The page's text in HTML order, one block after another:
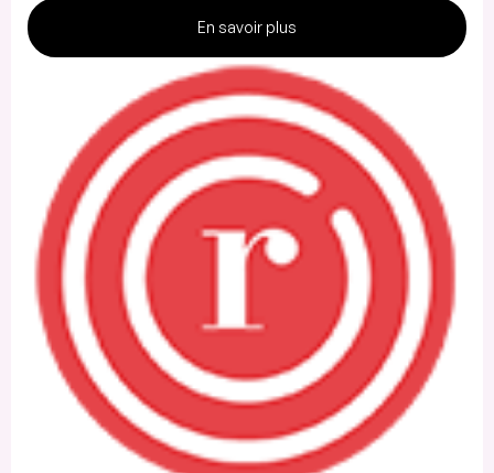
En savoir plus